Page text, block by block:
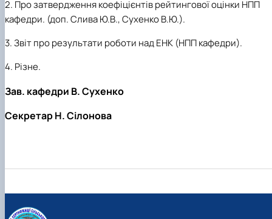
2. Про затвердження коефіцієнтів рейтингової оцінки НПП
кафедри. (доп. Слива Ю.В., Сухенко В.Ю.).
3.Звіт про результати роботи над ЕНК (НПП кафедри).
4. Різне.
Зав. кафедри В. Сухенко
Секретар Н. Сілонова